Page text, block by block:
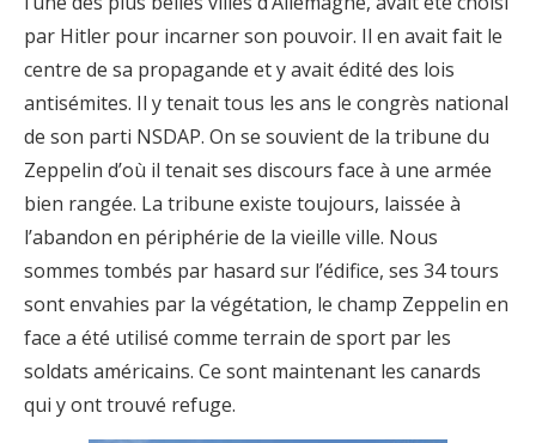
par Hitler pour incarner son pouvoir. Il en avait fait le
centre de sa propagande et y avait édité des lois
antisémites. Il y tenait tous les ans le congrès national
de son parti NSDAP. On se souvient de la tribune du
Zeppelin d’où il tenait ses discours face à une armée
bien rangée. La tribune existe toujours, laissée à
l’abandon en périphérie de la vieille ville. Nous
sommes tombés par hasard sur l’édifice, ses 34 tours
sont envahies par la végétation, le champ Zeppelin en
face a été utilisé comme terrain de sport par les
soldats américains. Ce sont maintenant les canards
qui y ont trouvé refuge.